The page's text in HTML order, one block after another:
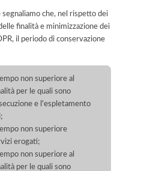
che, nel rispetto dei
finalità e minimizzazione dei
il periodo di conservazione
non superiore al
per le quali sono
e l'espletamento
non superiore
erogati;
non superiore al
per le quali sono